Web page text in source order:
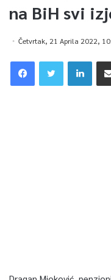
na BiH svi
Četvrtak, 21 Aprila 2022,